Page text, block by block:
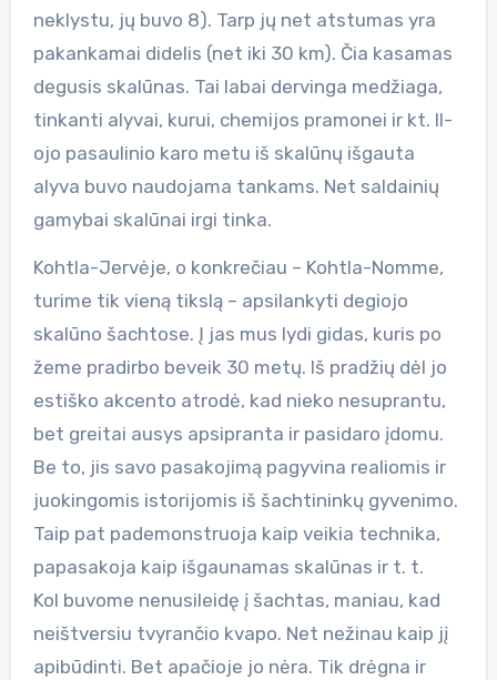
neklystu, jų buvo 8). Tarp jų net atstumas yra
pakankamai didelis (net iki 30 km). Čia kasamas
degusis skalūnas. Tai labai dervinga medžiaga,
tinkanti alyvai, kurui, chemijos pramonei ir kt. II-
ojo pasaulinio karo metu iš skalūnų išgauta
alyva buvo naudojama tankams. Net saldainių
gamybai skalūnai irgi tinka.
Kohtla-Jervėje, o konkrečiau – Kohtla-Nomme,
turime tik vieną tikslą – apsilankyti degiojo
skalūno šachtose. Į jas mus lydi gidas, kuris po
žeme pradirbo beveik 30 metų. Iš pradžių dėl jo
estiško akcento atrodė, kad nieko nesuprantu,
bet greitai ausys apsipranta ir pasidaro įdomu.
Be to, jis savo pasakojimą pagyvina realiomis ir
juokingomis istorijomis iš šachtininkų gyvenimo.
Taip pat pademonstruoja kaip veikia technika,
papasakoja kaip išgaunamas skalūnas ir t. t.
Kol buvome nenusileidę į šachtas, maniau, kad
neištversiu tvyrančio kvapo. Net nežinau kaip jį
apibūdinti. Bet apačioje jo nėra. Tik drėgna ir